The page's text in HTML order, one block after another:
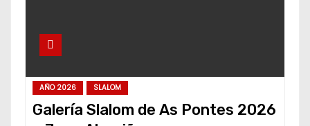
AÑO 2026 SLALOM
Galería Slalom de As Pontes 2026